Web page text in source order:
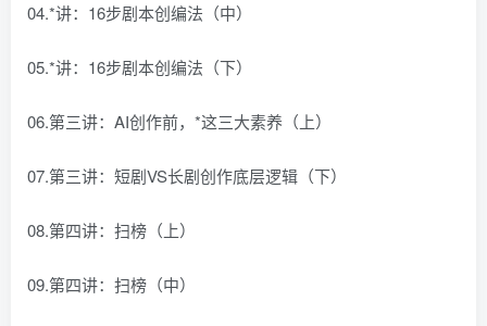
04.*讲：16步剧本创编法（中）
05.*讲：16步剧本创编法（下）
06.第三讲：AI创作前，*这三大素养（上）
07.第三讲：短剧VS长剧创作底层逻辑（下）
08.第四讲：扫榜（上）
09.第四讲：扫榜（中）